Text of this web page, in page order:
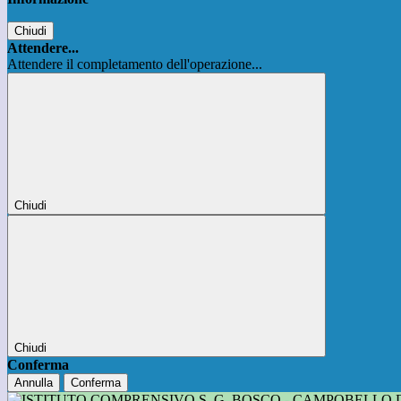
Chiudi
Attendere...
Attendere il completamento dell'operazione...
Chiudi
Chiudi
Conferma
Annulla Conferma